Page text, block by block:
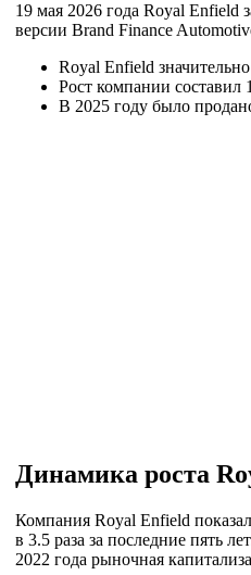
19 мая 2026 года Royal Enfield
версии Brand Finance
Royal Enfield
Рост компании составил
В 2025 году было
Динамика роста
Компания Royal Enfield
в 3.5 раза за последние пять
2022 года рыночная